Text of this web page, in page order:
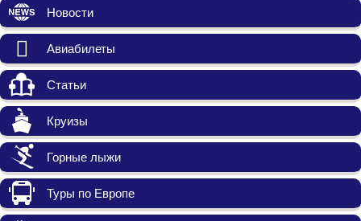
Новости
Авиабилеты
Статьи
Круизы
Горные лыжи
Туры по Европе